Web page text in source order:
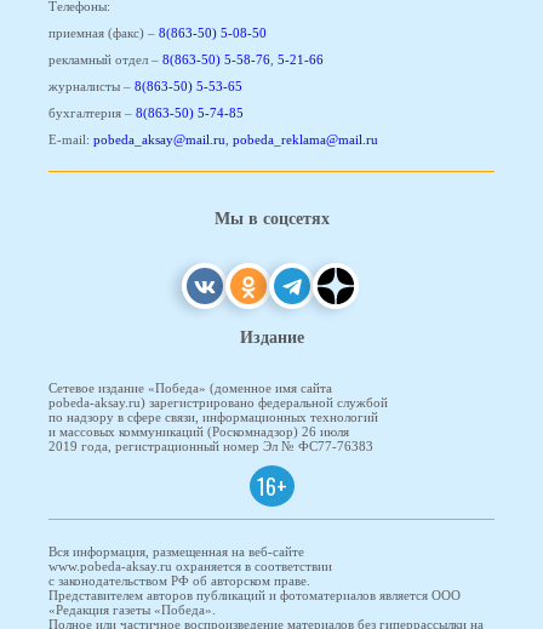
Телефоны:
приемная (факс) – 8(863-50) 5-08-50
рекламный отдел – 8(863-50) 5-58-76, 5-21-66
журналисты – 8(863-50) 5-53-65
бухгалтерия – 8(863-50) 5-74-85
E-mail: pobeda_aksay@mail.ru, pobeda_reklama@mail.ru
Мы в соцсетях
Издание
Сетевое издание «Победа» (доменное имя сайта
pobeda-aksay.ru) зарегистрировано федеральной службой
по надзору в сфере связи, информационных технологий
и массовых коммуникаций (Роскомнадзор) 26 июля
2019 года, регистрационный номер Эл № ФС77-76383
16+
Вся информация, размещенная на веб-сайте
www.pobeda-aksay.ru охраняется в соответствии
с законодательством РФ об авторском праве.
Представителем авторов публикаций и фотоматериалов является ООО
«Редакция газеты «Победа».
Полное или частичное воспроизведение материалов без гиперрассылки на